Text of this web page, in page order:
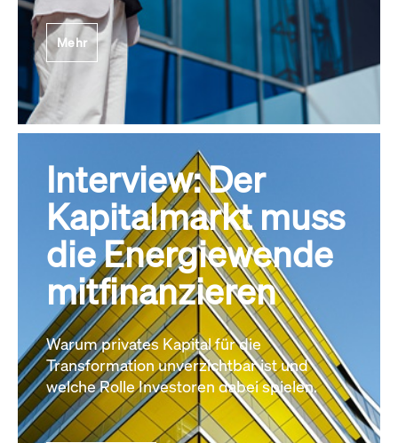
Mehr
Interview: Der
Kapitalmarkt muss
die Energiewende
mitfinanzieren
Warum privates Kapital für die
Transformation unverzichtbar ist und
welche Rolle Investoren dabei spielen.